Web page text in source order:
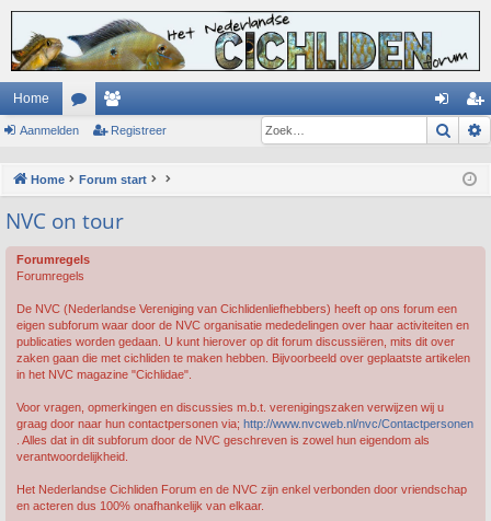
Home
or
m
s
ed an
el
eg
re
Aanmelden Registreer Zoek
Home Forum start
NVC on tour
Forumregels
Forumregels
De NVC (Nederlandse Vereniging van Cichlidenliefhebbers) heeft op ons forum een
eigen subforum waar door de NVC organisatie mededelingen over haar activiteiten en
publicaties worden gedaan. U kunt hierover op dit forum discussiëren, mits dit over
zaken gaan die met cichliden te maken hebben. Bijvoorbeeld over geplaatste artikelen
in het NVC magazine "Cichlidae".
Voor vragen, opmerkingen en discussies m.b.t. verenigingszaken verwijzen wij u
graag door naar hun contactpersonen via; http://www.nvcweb.nl/nvc/Contactpersonen
. Alles dat in dit subforum door de NVC geschreven is zowel hun eigendom als
verantwoordelijkheid.
Het Nederlandse Cichliden Forum en de NVC zijn enkel verbonden door vriendschap
en acteren dus 100% onafhankelijk van elkaar.